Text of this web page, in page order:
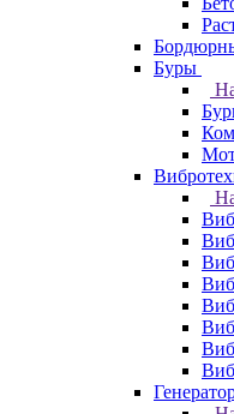
Буры